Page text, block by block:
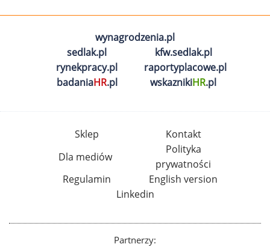
wynagrodzenia.pl
sedlak.pl
kfw.sedlak.pl
rynekpracy.pl
raportyplacowe.pl
badaniaHR.pl wskaznikiHR.pl
Sklep
Kontakt
Dla mediów
Polityka
prywatności
Regulamin
English version
Linkedin
Partnerzy: